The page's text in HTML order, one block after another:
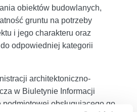
obiektów budowlanych,
gruntu na potrzeby
i jego charakteru oraz
odpowiedniej kategorii
architektoniczno-
w Biuletynie Informacji
obsługującego go